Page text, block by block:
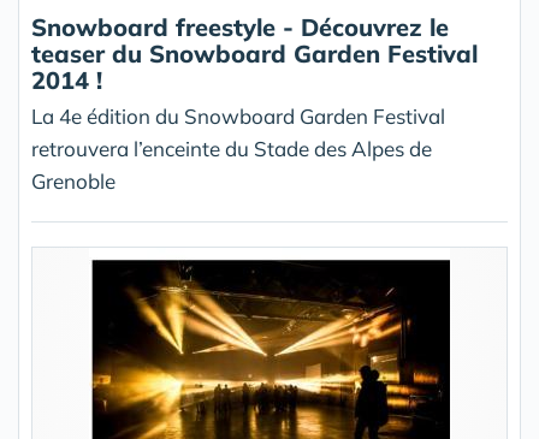
Snowboard freestyle - Découvrez le
teaser du Snowboard Garden Festival
2014 !
La 4e édition du Snowboard Garden Festival
retrouvera l’enceinte du Stade des Alpes de
Grenoble